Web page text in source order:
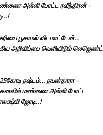
அள்ளி போட்ட ரவீந்திரன் –
பூசாமல் விடமாட்டேன்…
அறிவிப்பை வெளியிடும் லெஜெண்ட்
நஷ்டம்… நயன்தாரா –
கனவில் மண்ணை அள்ளி போட்ட
ஜோடி..!